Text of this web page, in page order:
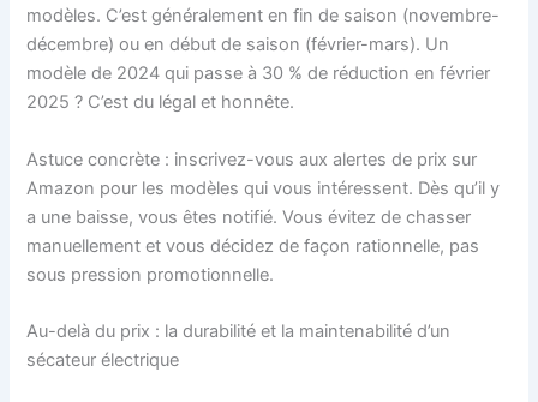
modèles. C’est généralement en fin de saison (novembre-
décembre) ou en début de saison (février-mars). Un
modèle de 2024 qui passe à 30 % de réduction en février
2025 ? C’est du légal et honnête.
Astuce concrète : inscrivez-vous aux alertes de prix sur
Amazon pour les modèles qui vous intéressent. Dès qu’il y
a une baisse, vous êtes notifié. Vous évitez de chasser
manuellement et vous décidez de façon rationnelle, pas
sous pression promotionnelle.
Au-delà du prix : la durabilité et la maintenabilité d’un
sécateur électrique